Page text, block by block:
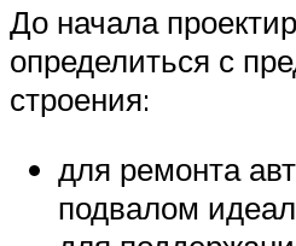
До начала
определиться с
строения:
для ремонта
подвалом